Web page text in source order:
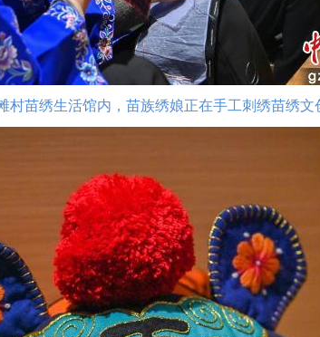
苗绣生活馆内，苗族绣娘正在手工刺绣苗绣文